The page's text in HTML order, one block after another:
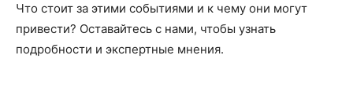
Что стоит за этими событиями и к чему они могут
привести? Оставайтесь с нами, чтобы узнать
подробности и экспертные мнения.